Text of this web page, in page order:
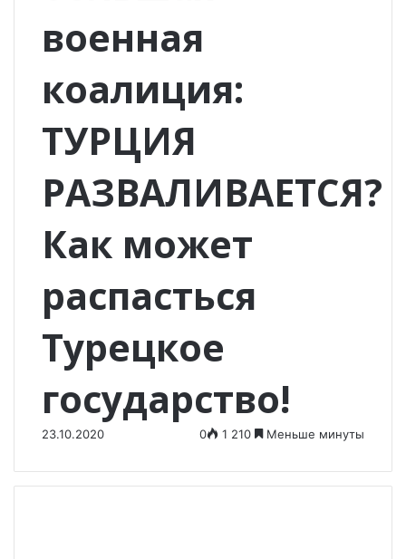
военная
коалиция:
ТУРЦИЯ
РАЗВАЛИВАЕТСЯ?
Как может
распасться
Турецкое
государство!
23.10.2020 0 1 210 Меньше минуты